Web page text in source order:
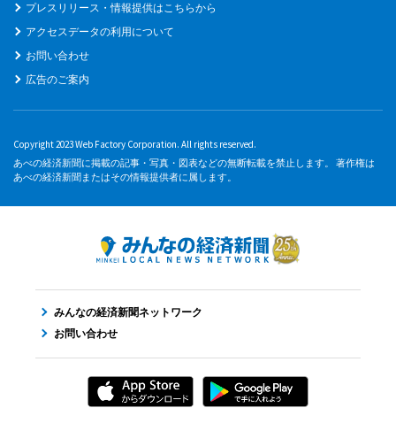
プレスリリース・情報提供はこちらから
アクセスデータの利用について
お問い合わせ
広告のご案内
Copyright 2023 Web Factory Corporation. All rights reserved.
あべの経済新聞に掲載の記事・写真・図表などの無断転載を禁止します。 著作権は
あべの経済新聞またはその情報提供者に属します。
みんなの経済新聞ネットワーク
お問い合わせ